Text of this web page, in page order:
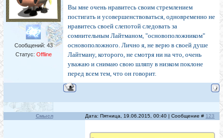
Сообщений: 43
Статус: Offline
Вы мне очень нравитесь своим стремлением
постигать и усовершенствоваться, одновременно не
нравитесь своей слепотой следовать за
сомнительным Лайтманом, "основоположником"
основоположного. Лично я, не верю в своей душе
Лайтману, которого, не смотря ни на что, очень
уважаю и снимаю свою шляпу в низком поклоне
перед всем тем, что он говорит.
Смысл Дата: Пятница, 19.06.2015, 00:40 | Сообщение # 123